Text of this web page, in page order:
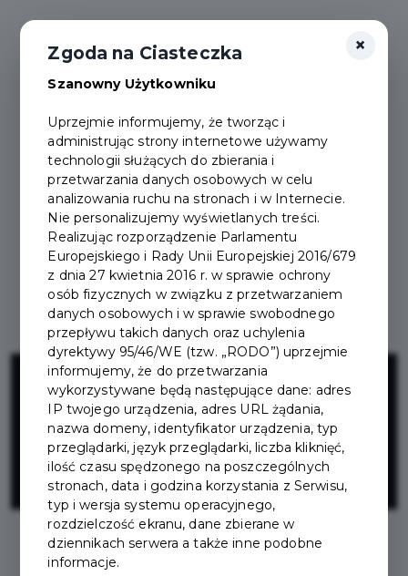
Kanalizacja
deszczowa ul.
Mickiewicza
×
Zgoda na Ciasteczka
Szanowny Użytkowniku
Uprzejmie informujemy, że tworząc i
administrując strony internetowe używamy
technologii służących do zbierania i
przetwarzania danych osobowych w celu
analizowania ruchu na stronach i w Internecie.
Nie personalizujemy wyświetlanych treści.
Realizując rozporządzenie Parlamentu
Europejskiego i Rady Unii Europejskiej 2016/679
z dnia 27 kwietnia 2016 r. w sprawie ochrony
osób fizycznych w związku z przetwarzaniem
danych osobowych i w sprawie swobodnego
przepływu takich danych oraz uchylenia
dyrektywy 95/46/WE (tzw. „RODO”) uprzejmie
informujemy, że do przetwarzania
wykorzystywane będą następujące dane: adres
IP twojego urządzenia, adres URL żądania,
nazwa domeny, identyfikator urządzenia, typ
przeglądarki, język przeglądarki, liczba kliknięć,
ilość czasu spędzonego na poszczególnych
stronach, data i godzina korzystania z Serwisu,
typ i wersja systemu operacyjnego,
rozdzielczość ekranu, dane zbierane w
dziennikach serwera a także inne podobne
informacje.